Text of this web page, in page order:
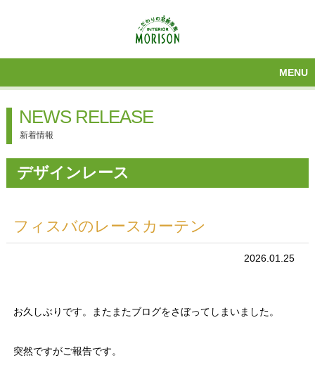
MENU
NEWS RELEASE
新着情報
デザインレース
フィスバのレースカーテン
2026.01.25
お久しぶりです。またまたブログをさぼってしまいました。
突然ですがご報告です。